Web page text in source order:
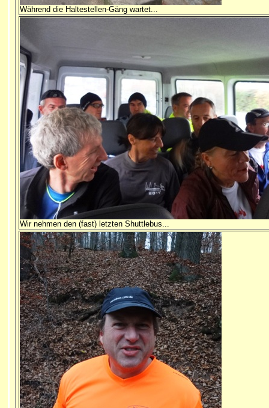
Während die Haltestellen-Gäng wartet...
Wir nehmen den (fast) letzten Shuttlebus...